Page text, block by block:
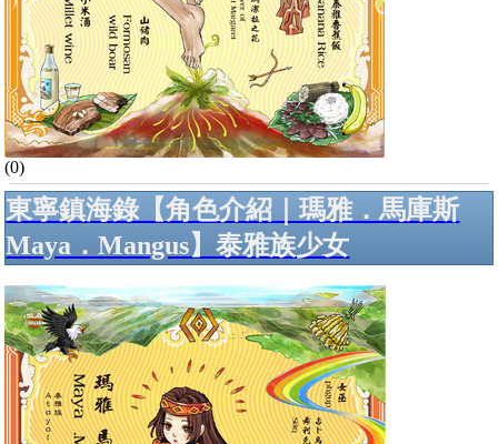
(0)
東寧鎮海錄【角色介紹｜瑪雅．馬庫斯
Maya．Mangus】泰雅族少女